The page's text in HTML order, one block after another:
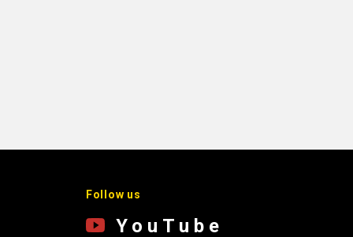
Follow us
YouTube